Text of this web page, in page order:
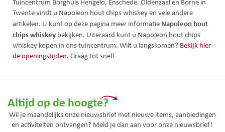
Tuincentrum Borghuis Hengelo, Enschede, Oldenzaal en Borne in
Twente vindt u Napoleon hout chips whiskey en vele andere
artikelen. U kunt op deze pagina meer informatie Napoleon hout
chips whiskey bekijken. Uiteraard kunt u Napoleon hout chips
whiskey kopen in ons tuincentrum. Wilt u langskomen? Bekijk hier
de openingstijden. Graag tot snel!
Altijd op de hoogte?
Wil je maandelijks onze nieuwsbrief met nieuwe items, aanbiedingen
en activiteiten ontvangen? Meld je dan aan voor onze nieuwsbrief!